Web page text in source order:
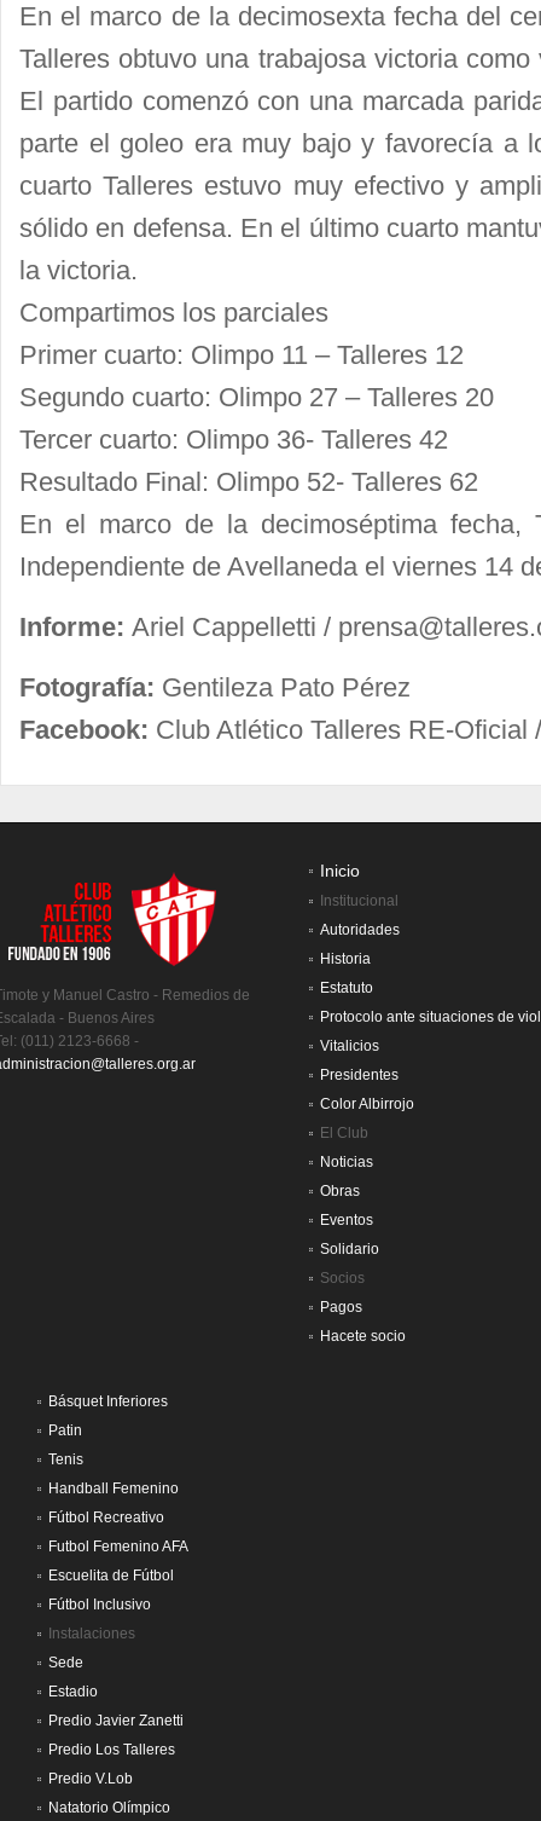
En el marco de la decimosexta fecha del
Talleres obtuvo una trabajosa victoria
El partido comenzó con una marcada
parte el goleo era muy bajo y favorecía a
cuarto Talleres estuvo muy efectivo y
sólido en defensa. En el último cuarto
la victoria.
Compartimos los parciales
Primer cuarto: Olimpo 11 – Talleres 12
Segundo cuarto: Olimpo 27 – Talleres 20
Tercer cuarto: Olimpo 36- Talleres 42
Resultado Final: Olimpo 52- Talleres 62
En el marco de la decimoséptima fecha,
Independiente de Avellaneda el viernes 14
Informe: Ariel Cappelletti /
Fotografía: Gentileza Pato Pérez
Facebook: Club Atlético Talleres RE-Oficial
y Manuel Castro - Remedios de
- Buenos Aires
(011) 2123-6668 -
Inicio
Institucional
Autoridades
Historia
Estatuto
Protocolo ante situaciones de
Vitalicios
Presidentes
Color Albirrojo
El Club
Noticias
Obras
Eventos
Solidario
Socios
Pagos
Hacete socio
Básquet Inferiores
Patin
Tenis
Handball Femenino
Fútbol Recreativo
Futbol Femenino AFA
Escuelita de Fútbol
Fútbol Inclusivo
Instalaciones
Sede
Estadio
Predio Javier Zanetti
Predio Los Talleres
Predio V.Lob
Natatorio Olímpico